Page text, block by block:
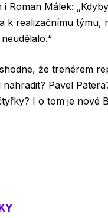
i Roman Málek:
k realizačnímu týmu,
že trenérem
nahradit? Pavel
I o tom je nové